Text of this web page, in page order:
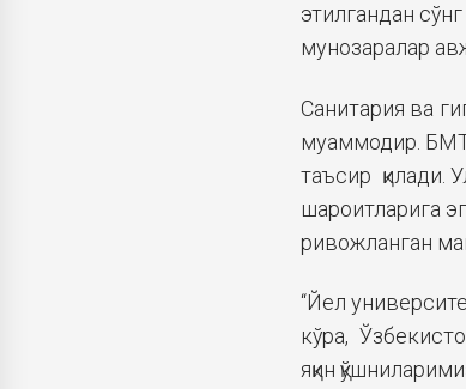
этилгандан
мунозаралар
Санитария ва
муаммодир.
таъсир қилади.
шароитларига
ривожланган
“Йел
кўра,
яқин